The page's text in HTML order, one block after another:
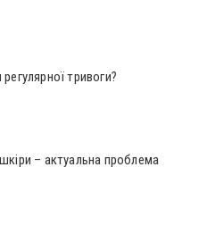
тривоги?
– актуальна проблема